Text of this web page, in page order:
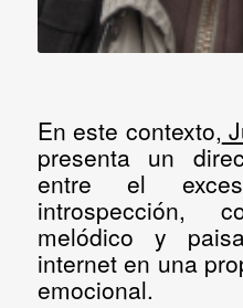
En este contexto,
presenta un
entre el
introspección,
melódico y
internet en una
emocional.